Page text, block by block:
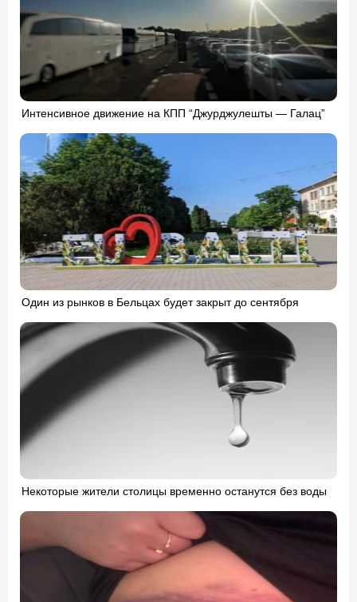
Интенсивное движение на КПП “Джурджулешты — Галац”
Один из рынков в Бельцах будет закрыт до сентября
Некоторые жители столицы временно останутся без воды